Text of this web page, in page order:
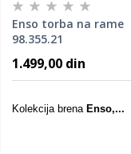
Enso torba na rame
98.355.21
1.499,00 din
Kolekcija brena Enso,...